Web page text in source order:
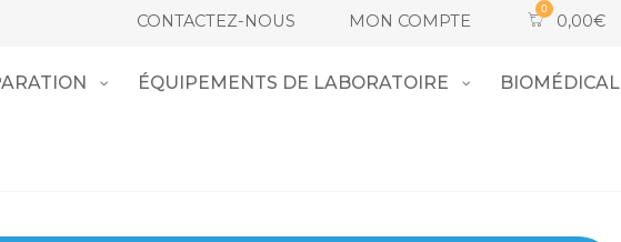
CONTACTEZ-NOUS MON COMPTE 0,00€
ÉQUIPEMENTS DE LABORATOIRE BIOMÉDICAL